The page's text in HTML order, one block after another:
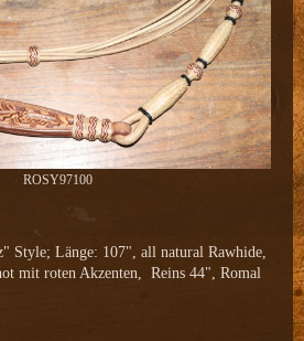
ROSY97100
Style; Länge: 107", all natural Rawhide,
mit roten Akzenten, Reins 44", Romal